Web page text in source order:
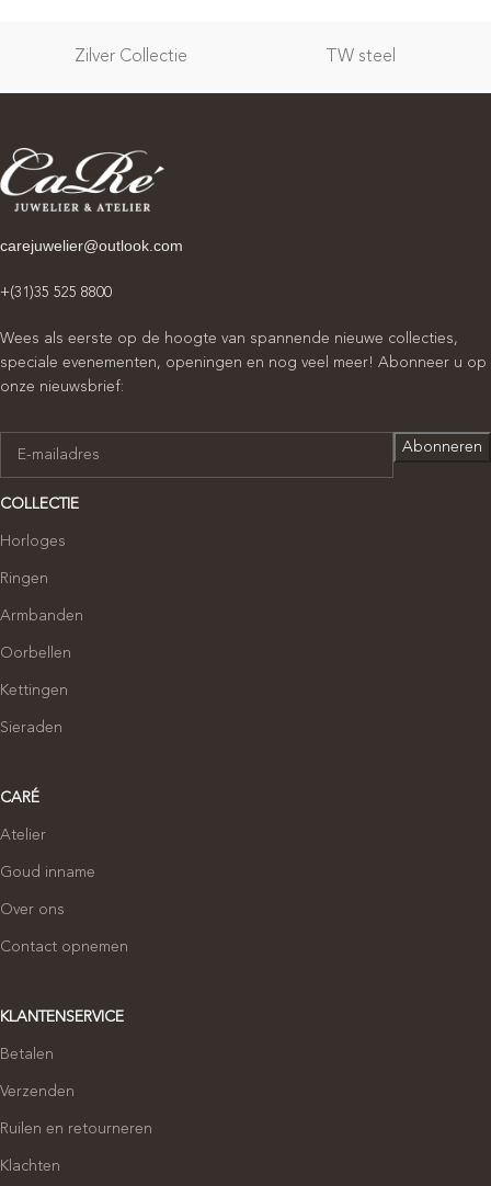
Zilver Collectie TW steel
carejuwelier@outlook.com
+(31)35 525 8800
Wees als eerste op de hoogte van spannende nieuwe collecties,
speciale evenementen, openingen en nog veel meer! Abonneer u op
onze nieuwsbrief:
COLLECTIE
Horloges
Ringen
Armbanden
Oorbellen
Kettingen
Sieraden
CARÉ
Atelier
Goud inname
Over ons
Contact opnemen
KLANTENSERVICE
Betalen
Verzenden
Ruilen en retourneren
Klachten